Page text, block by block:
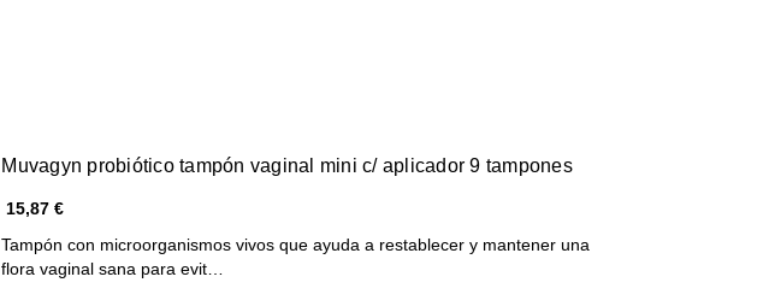
Muvagyn probiótico tampón vaginal mini c/ aplicador 9 tampones
15,87 €
Tampón con microorganismos vivos que ayuda a restablecer y mantener una
flora vaginal sana para evit…